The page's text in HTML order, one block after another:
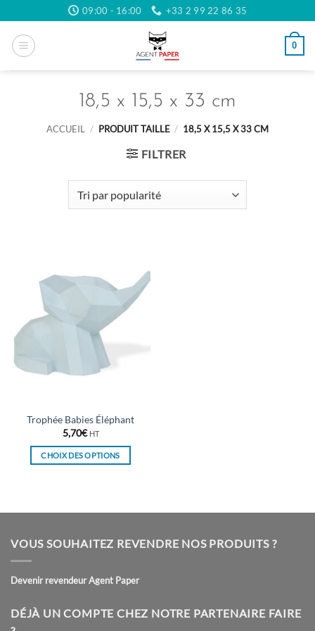
au
contenu
09:00 - 16:00 +33 2 99 22 86 35
0
18,5 x 15,5 x 33 cm
ACCUEIL / PRODUIT TAILLE / 18,5 X 15,5 X 33 CM
FILTRER
Trophée Babies Éléphant
5,70€ HT
CHOIX DES OPTIONS
plusieurs
Les
peuvent
sur
VOUS SOUHAITEZ REVENDRE NOS PRODUITS ?
Devenir revendeur Agent Paper
DÉJÀ UN COMPTE CHEZ NOTRE PARTENAIRE FAIRE